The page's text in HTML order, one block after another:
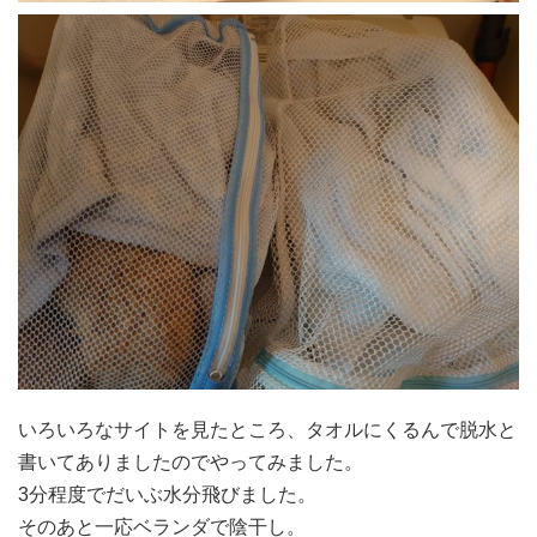
いろいろなサイトを見たところ、タオルにくるんで脱水と
書いてありましたのでやってみました。
3分程度でだいぶ水分飛びました。
そのあと一応ベランダで陰干し。